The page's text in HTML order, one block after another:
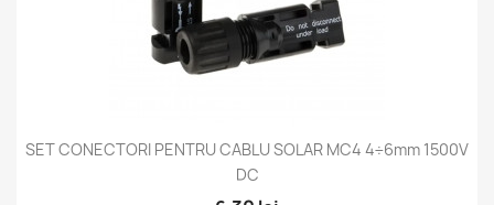
SET CONECTORI PENTRU CABLU SOLAR MC4 4÷6mm 1500V
DC